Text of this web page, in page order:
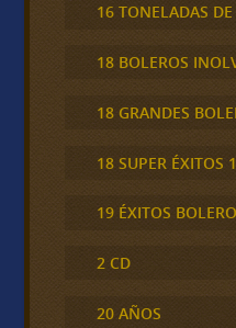
16 TONELADAS DE
18 BOLEROS
18 GRANDES
18 SUPER ÉXITOS
19 ÉXITOS
2 CD
20 AÑOS